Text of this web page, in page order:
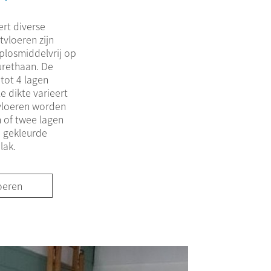
diverse
zijn
op
De
4 lagen
dikte varieert
worden
twee lagen